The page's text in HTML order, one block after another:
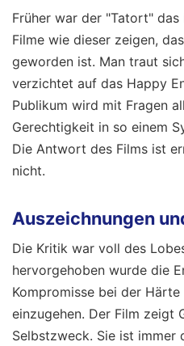
Früher war der "Tatort"
Filme wie dieser zeigen,
geworden ist. Man traut
verzichtet auf das Happy
Publikum wird mit Fragen
Gerechtigkeit in so einem
Die Antwort des Films ist
nicht.
Auszeichnungen
Die Kritik war voll des
hervorgehoben wurde die
Kompromisse bei der
einzugehen. Der Film zeigt
Selbstzweck. Sie ist immer